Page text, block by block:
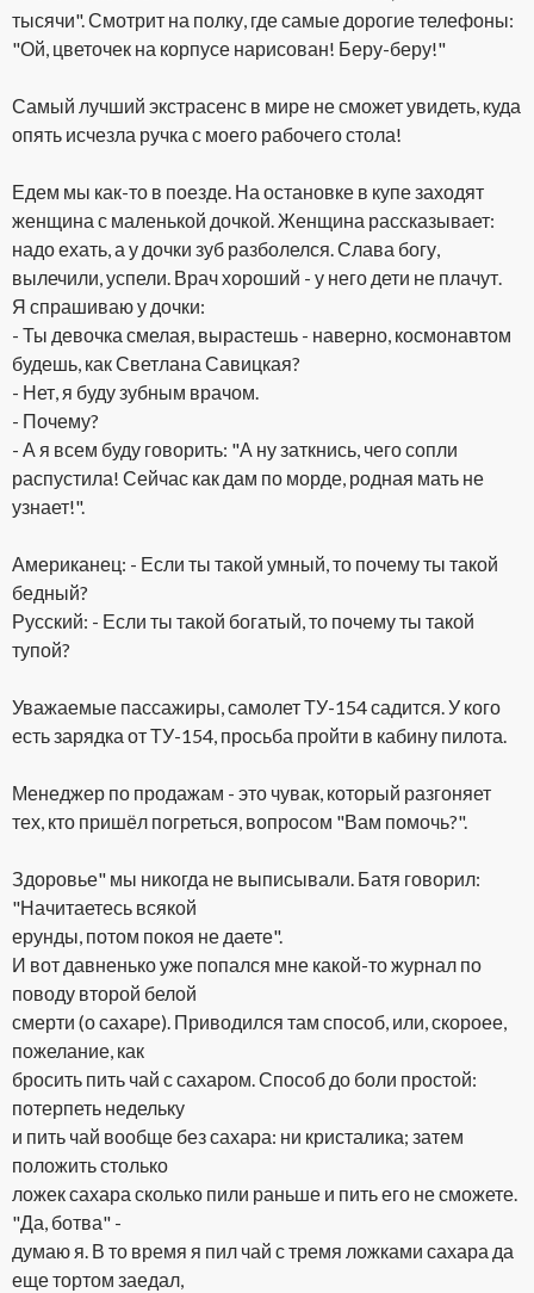
тысячи". Смотрит на полку, где самые дорогие телефоны:
"Ой, цветочек на корпусе нарисован! Беру-беру!"
Самый лучший экстрасенс в мире не сможет увидеть, куда
опять исчезла ручка с моего рабочего стола!
Едем мы как-то в поезде. На остановке в купе заходят
женщина с маленькой дочкой. Женщина рассказывает:
надо ехать, а у дочки зуб разболелся. Слава богу,
вылечили, успели. Врач хороший - у него дети не плачут.
Я спрашиваю у дочки:
- Ты девочка смелая, вырастешь - наверно, космонавтом
будешь, как Светлана Савицкая?
- Нет, я буду зубным врачом.
- Почему?
- А я всем буду говорить: "А ну заткнись, чего сопли
распустила! Сейчас как дам по морде, родная мать не
узнает!".
Американец: - Если ты такой умный, то почему ты такой
бедный?
Русский: - Если ты такой богатый, то почему ты такой
тупой?
Уважаемые пассажиры, самолет ТУ-154 садится. У кого
есть зарядка от ТУ-154, просьба пройти в кабину пилота.
Менеджер по продажам - это чувак, который разгоняет
тех, кто пришёл погреться, вопросом "Вам помочь?".
Здоровье" мы никогда не выписывали. Батя говорил:
"Начитаетесь всякой
ерунды, потом покоя не даете".
И вот давненько уже попался мне какой-то журнал по
поводу второй белой
смерти (о сахаре). Приводился там способ, или, скороее,
пожелание, как
бросить пить чай с сахаром. Способ до боли простой:
потерпеть недельку
и пить чай вообще без сахара: ни кристалика; затем
положить столько
ложек сахара сколько пили раньше и пить его не сможете.
"Да, ботва" -
думаю я. В то время я пил чай с тремя ложками сахара да
еще тортом заедал,